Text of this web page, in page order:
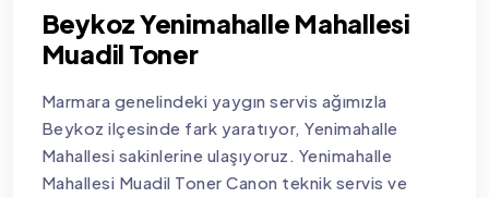
Beykoz Yenimahalle Mahallesi
Muadil Toner
Marmara genelindeki yaygın servis ağımızla
Beykoz ilçesinde fark yaratıyor, Yenimahalle
Mahallesi sakinlerine ulaşıyoruz. Yenimahalle
Mahallesi Muadil Toner Canon teknik servis ve